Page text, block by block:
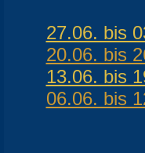
27.06. bis
20.06. bis
13.06. bis
06.06. bis